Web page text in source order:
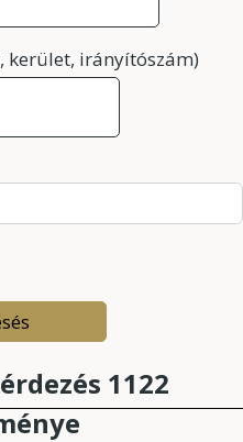
kerület, irányítószám)
1122